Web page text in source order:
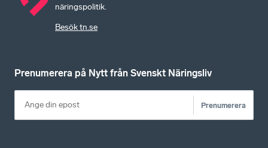
näringspolitik.
Besök tn.se
Prenumerera på Nytt från Svenskt Näringsliv
Prenumerera